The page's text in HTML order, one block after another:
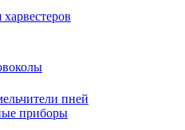
харвестеров
пней
приборы